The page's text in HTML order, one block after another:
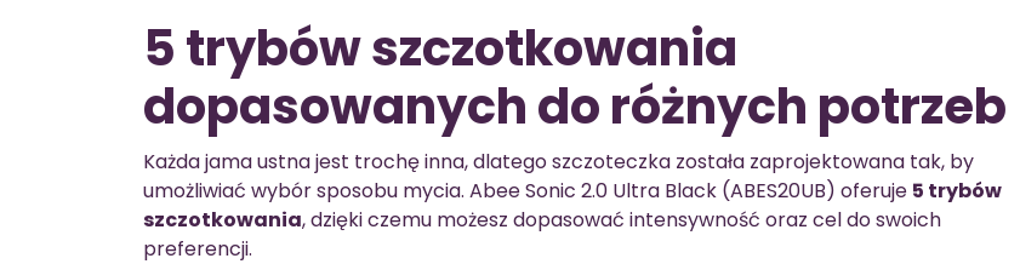
5 trybów szczotkowania
dopasowanych do różnych potrzeb
Każda jama ustna jest trochę inna, dlatego szczoteczka została zaprojektowana tak, by
umożliwiać wybór sposobu mycia. Abee Sonic 2.0 Ultra Black (ABES20UB) oferuje 5 trybów
szczotkowania, dzięki czemu możesz dopasować intensywność oraz cel do swoich
preferencji.